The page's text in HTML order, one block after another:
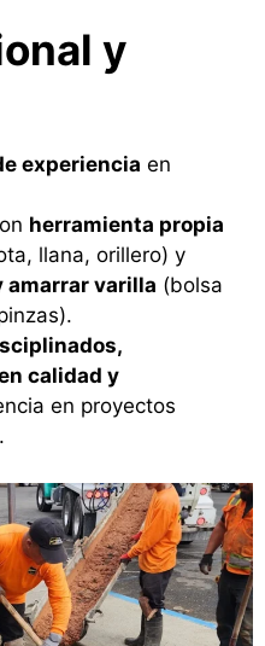
y
experiencia en
herramienta propia
llana, orillero) y
amarrar varilla (bolsa
calidad y
en proyectos